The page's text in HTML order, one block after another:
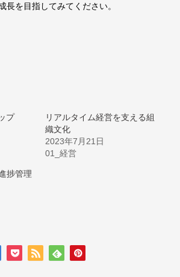
長を目指してみてください。
プ
リアルタイム経営を支える組
織文化
2023年7月21日
01_経営
捗管理